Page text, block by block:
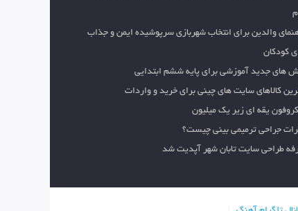
والدین برای انتخاب شهربازی سرپوشیده ایمن و جذاب
کودکان
های جدید آموزشی برای پایه ششم ابتدایی
کالاهای سایت های چینی برای خرید و واردات
یقه ای زیر یک میلیون
جراحی ترمیمی بینی چیست؟
طراحی سایت تابان شهر آپدیت شد